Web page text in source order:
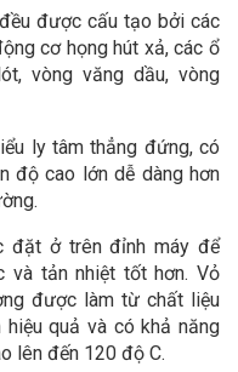
được cấu tạo bởi các
cơ họng hút xả, các ổ
vòng văng dầu, vòng
ly tâm thẳng đứng, có
độ cao lớn dễ dàng hơn
đặt ở trên đỉnh máy để
và tản nhiệt tốt hơn. Vỏ
được làm từ chất liệu
quả và có khả năng
lên đến 120 độ C.